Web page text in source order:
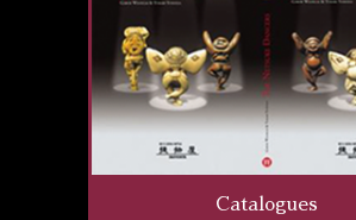
Catalogues